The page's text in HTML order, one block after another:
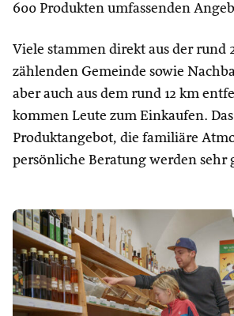
600 Produkten umfassenden
Viele stammen direkt aus der rund
zählenden Gemeinde sowie
aber auch aus dem rund 12 km
kommen Leute zum Einkaufen.
Produktangebot, die familiäre
persönliche Beratung werden sehr